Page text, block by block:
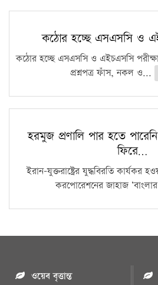
কঠোর হচ্ছে এসএসসি ও
কঠোর হচ্ছে এসএসসি ও এইচএসসি
প্রশ্নপত্র ফাঁস, নকল ও...
হরমুজ প্রণালি পার হতে পারেনি
ফিরে…
ইরান-যুক্তরাষ্ট্রের যুদ্ধবিরতি কার্যকর
করপোরেশনের জাহাজ
ওয়েব বৃত্তান্ত